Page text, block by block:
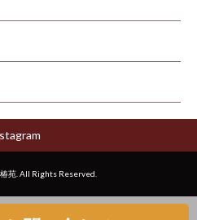
苑. All Rights Reserved.